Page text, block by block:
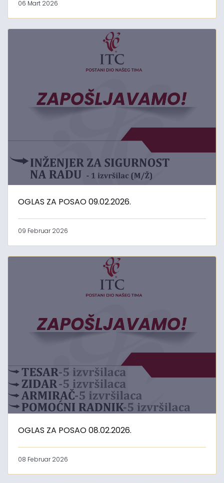
06 Mart 2026
OGLAS ZA POSAO 09.02.2026.
09 Februar 2026
OGLAS ZA POSAO 08.02.2026.
08 Februar 2026